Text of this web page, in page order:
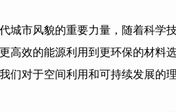
城市风貌的重要力量，随着科学
高效的能源利用到更环保的材料
们对于空间利用和可持续发展的理